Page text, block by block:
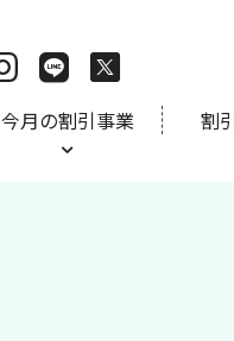
今月の割引事業 割